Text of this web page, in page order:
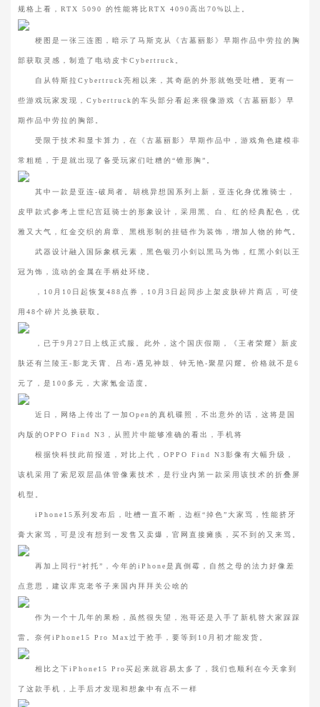
规格上看，RTX 5090 的性能将比RTX 4090高出70%以上。
梗图是一张三连图，暗示了马斯克从《古墓丽影》早期作品中劳拉的胸
部获取灵感，制造了电动皮卡Cybertruck。
自从特斯拉Cybertruck亮相以来，其奇葩的外形就饱受吐槽。更有一
些游戏玩家发现，Cybertruck的车头部分看起来很像游戏《古墓丽影》早
期作品中劳拉的胸部。
受限于技术和显卡算力，在《古墓丽影》早期作品中，游戏角色建模非
常粗糙，于是就出现了备受玩家们吐糟的“锥形胸”。
其中一款是亚连-破局者。胡桃异想国系列上新，亚连化身优雅骑士，
皮甲款式参考上世纪宫廷骑士的形象设计，采用黑、白、红的经典配色，优
雅又大气，红金交织的肩章、黑桃形制的挂链作为装饰，增加人物的帅气。
武器设计融入国际象棋元素，黑色银刃小剑以黑马为饰，红黑小剑以王
冠为饰，流动的金属在手柄处环绕。
，10月10日起恢复488点券，10月3日起同步上架皮肤碎片商店，可使
用48个碎片兑换获取。
，已于9月27日上线正式服。此外，这个国庆假期，《王者荣耀》新皮
肤还有兰陵王-影龙天霄、吕布-遇见神鼓、钟无艳-聚星闪耀。价格就不是6
元了，是100多元，大家氪金适度。
近日，网络上传出了一加Open的真机碟照，不出意外的话，这将是国
内版的OPPO Find N3，从照片中能够准确的看出，手机将
根据快科技此前报道，对比上代，OPPO Find N3影像有大幅升级，
该机采用了索尼双层晶体管像素技术，是行业内第一款采用该技术的折叠屏
机型。
iPhone15系列发布后，吐槽一直不断，边框“掉色”大家骂，性能挤牙
膏大家骂，可是没有想到一发售又卖爆，官网直接瘫痪，买不到的又来骂。
再加上同行“衬托”，今年的iPhone是真倒霉，自然之母的法力好像差
点意思，建议库克老爷子来国内拜拜关公啥的
作为一个十几年的果粉，虽然很失望，泡哥还是入手了新机替大家踩踩
雷。奈何iPhone15 Pro Max过于抢手，要等到10月初才能发货。
相比之下iPhone15 Pro买起来就容易太多了，我们也顺利在今天拿到
了这款手机，上手后才发现和想象中有点不一样